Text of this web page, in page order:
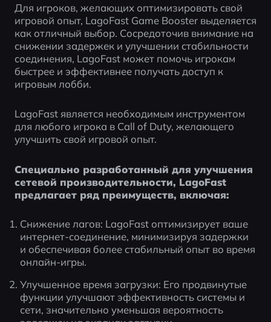
Для игроков, желающих оптимизировать свой
игровой опыт, LagoFast Game Booster выделяется
как отличный выбор. Сосредоточив внимание на
снижении задержек и улучшении стабильности
соединения, LagoFast может помочь игрокам
быстрее и эффективнее получать доступ к
игровым лобби.
LagoFast является необходимым инструментом
для любого игрока в Call of Duty, желающего
улучшить свой игровой опыт.
Специально разработанный для улучшения
сетевой производительности, LagoFast
предлагает ряд преимуществ, включая:
Снижение лагов: LagoFast оптимизирует ваше
интернет-соединение, минимизируя задержки
и обеспечивая более стабильный опыт во время
онлайн-игры.
Улучшенное время загрузки: Его продвинутые
функции улучшают эффективность системы и
сети, значительно уменьшая вероятность